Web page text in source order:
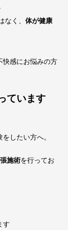
なく、体が健康
快感にお悩みの方
ています
したい方へ。
施術を行ってお
す